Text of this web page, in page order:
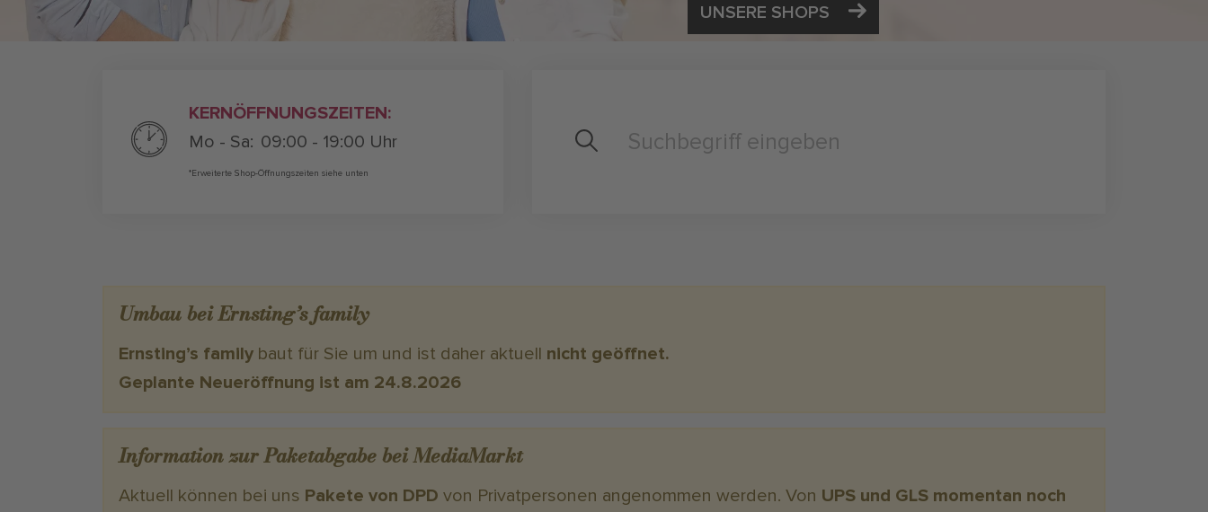
UNSERE SHOPS
KERNÖFFNUNGSZEITEN:
Mo - Sa: 09:00 - 19:00 Uhr
*Erweiterte Shop-Öffnungszeiten siehe unten
Umbau bei Ernsting’s family
Ernsting’s family baut für Sie um und ist daher aktuell nicht geöffnet.
Geplante Neueröffnung ist am 24.8.2026
Information zur Paketabgabe bei MediaMarkt
Aktuell können bei uns Pakete von DPD von Privatpersonen angenommen werden. Von UPS und GLS momentan noch